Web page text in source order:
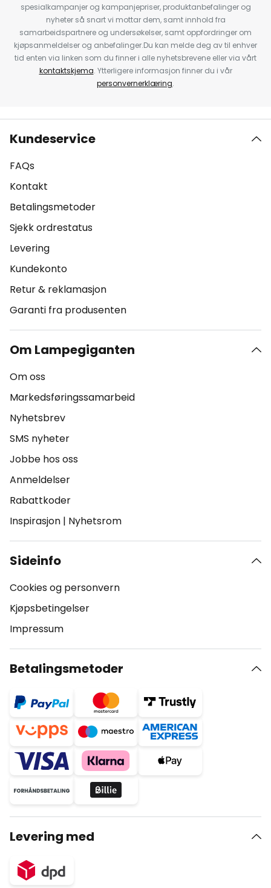
spesialkampanjer og kampanjepriser, produktanbefalinger og
nyheter så snart vi mottar dem, samt innhold fra
samarbeidspartnere og undersøkelser, samt oppfordringer om
kjøpsanmeldelser og anbefalinger.Du kan melde deg av til enhver
tid enten via linken som du finner i alle nyhetsbrevene eller via vårt
kontaktskjema. Ytterligere informasjon finner du i vår
personvernerklæring.
Kundeservice
FAQs
Kontakt
Betalingsmetoder
Sjekk ordrestatus
Levering
Kundekonto
Retur & reklamasjon
Garanti fra produsenten
Om Lampegiganten
Om oss
Markedsføringssamarbeid
Nyhetsbrev
SMS nyheter
Jobbe hos oss
Anmeldelser
Rabattkoder
Inspirasjon | Nyhetsrom
Sideinfo
Cookies og personvern
Kjøpsbetingelser
Impressum
Betalingsmetoder
Levering med